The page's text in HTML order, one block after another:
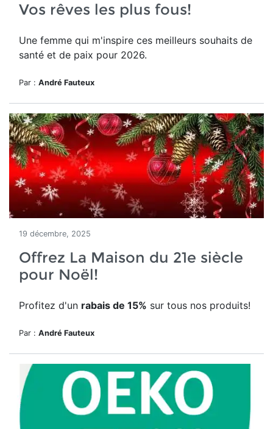
Vos rêves les plus fous!
Une femme qui m'inspire ces meilleurs souhaits de
santé et de paix pour 2026.
Par : André Fauteux
19 décembre, 2025
Offrez La Maison du 21e siècle
pour Noël!
Profitez d'un rabais de 15% sur tous nos produits!
Par : André Fauteux